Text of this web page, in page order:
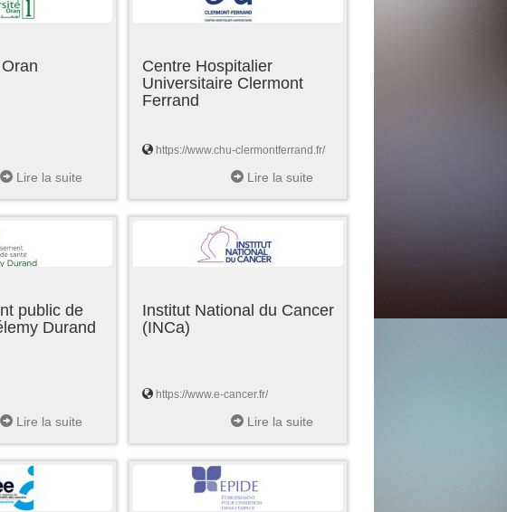
Lire la suite
Centre Hospitalier
Universitaire Clermont
Ferrand
https://www.chu-clermontferrand.fr/
Lire la suite
public de
Durand
Lire la suite
Institut National du Cancer
(INCa)
https://www.e-cancer.fr/
Lire la suite